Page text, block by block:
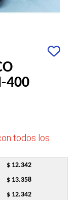
400
todos los
$ 12.342
$ 13.358
$ 12.342